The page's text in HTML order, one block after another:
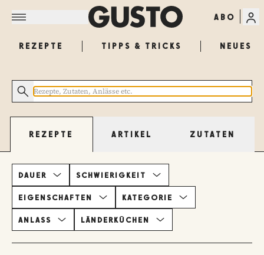
ABO
REZEPTE TIPPS & TRICKS NEUES
REZEPTE ARTIKEL ZUTATEN
DAUER SCHWIERIGKEIT
EIGENSCHAFTEN KATEGORIE
ANLASS LÄNDERKÜCHEN